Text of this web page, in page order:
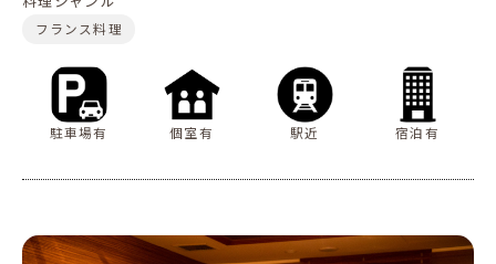
フランス料理
駐車場有 個室有 駅近 宿泊有